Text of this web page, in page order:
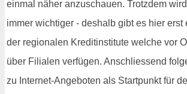
einmal näher anzuschauen. Trotzdem
immer wichtiger - deshalb gibt es hier erst
der regionalen Kreditinstitute welche vor
über Filialen verfügen. Anschliessend
zu Internet-Angeboten als Startpunkt für